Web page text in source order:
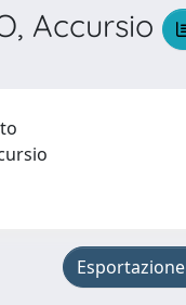
Accursio
Esportazione